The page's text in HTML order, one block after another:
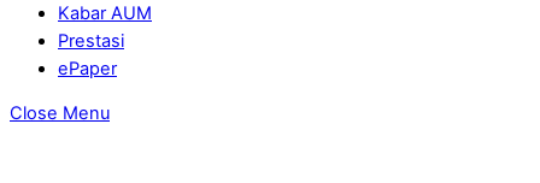
Kabar AUM
Prestasi
ePaper
Close Menu